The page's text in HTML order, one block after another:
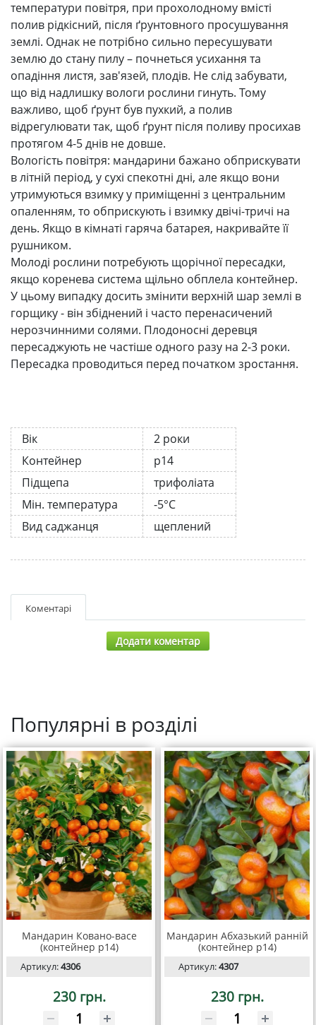
температури повітря, при прохолодному вмісті
полив рідкісний, після ґрунтовного просушування
землі. Однак не потрібно сильно пересушувати
землю до стану пилу – почнеться усихання та
опадіння листя, зав'язей, плодів. Не слід забувати,
що від надлишку вологи рослини гинуть. Тому
важливо, щоб ґрунт був пухкий, а полив
відрегулювати так, щоб ґрунт після поливу просихав
протягом 4-5 днів не довше.
Вологість повітря: мандарини бажано обприскувати
в літній період, у сухі спекотні дні, але якщо вони
утримуються взимку у приміщенні з центральним
опаленням, то обприскують і взимку двічі-тричі на
день. Якщо в кімнаті гаряча батарея, накривайте її
рушником.
Молоді рослини потребують щорічної пересадки,
якщо коренева система щільно обплела контейнер.
У цьому випадку досить змінити верхній шар землі в
горщику - він збіднений і часто перенасичений
нерозчинними солями. Плодоносні деревця
пересаджують не частіше одного разу на 2-3 роки.
Пересадка проводиться перед початком зростання.
Вік
2 роки
Контейнер
р14
Підщепа
трифоліата
Мін. температура
-5°C
Вид саджанця
щеплений
Коментарі
Додати коментар
Популярні в розділі
Мандарин Ковано-васе
(контейнер р14)
Артикул:4306
230 грн.
Мандарин Абхазький ранній
(контейнер р14)
Артикул:4307
230 грн.